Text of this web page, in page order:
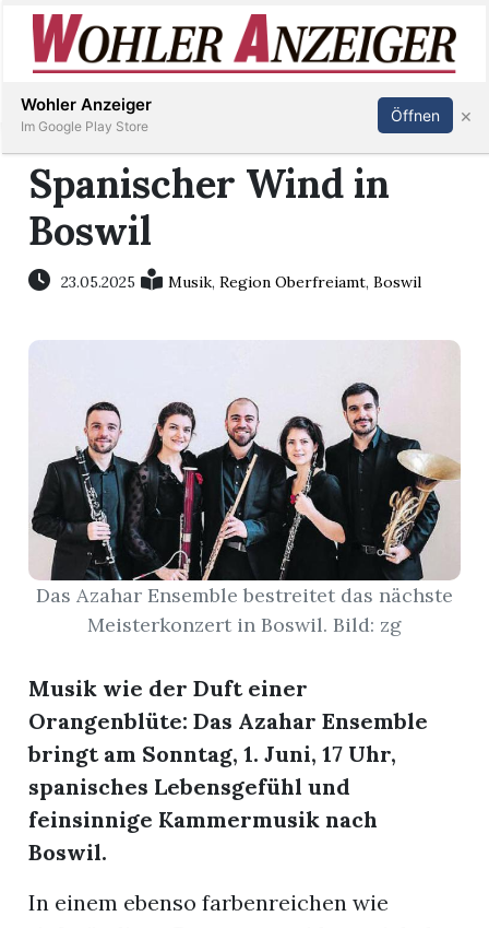
Immobilien
Veranstaltungen
Stellen
Newsletter
App
Inserieren Abonnieren Anmelden
Spanischer Wind in
Boswil
23.05.2025 Musik,Region Oberfreiamt,Boswil
Das Azahar Ensemble bestreitet das nächste
Meisterkonzert in Boswil. Bild: zg
Musik wie der Duft einer
Orangenblüte: Das Azahar Ensemble
bringt am Sonntag, 1. Juni, 17 Uhr,
spanisches Lebensgefühl und
feinsinnige Kammermusik nach
Boswil.
In einem ebenso farbenreichen wie
Wohler Anzeiger
Im Google Play Store
Öffnen ×